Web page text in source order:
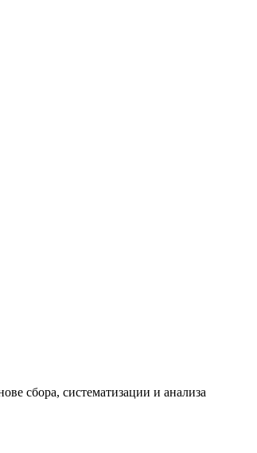
сбора, систематизации и анализа